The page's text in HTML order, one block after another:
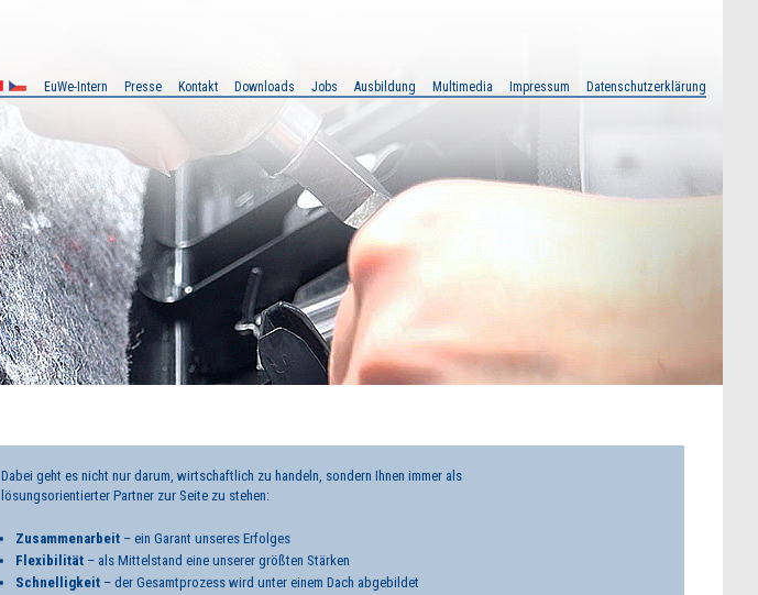
Dabei geht es nicht nur darum, wirtschaftlich zu handeln, sondern Ihnen immer als
lösungsorientierter Partner zur Seite zu stehen:
Zusammenarbeit – ein Garant unseres Erfolges
Flexibilität – als Mittelstand eine unserer größten Stärken
Schnelligkeit – der Gesamtprozess wird unter einem Dach abgebildet
EuWe-Intern Presse Kontakt Downloads Jobs Ausbildung Multimedia Impressum Datenschutzerklärung